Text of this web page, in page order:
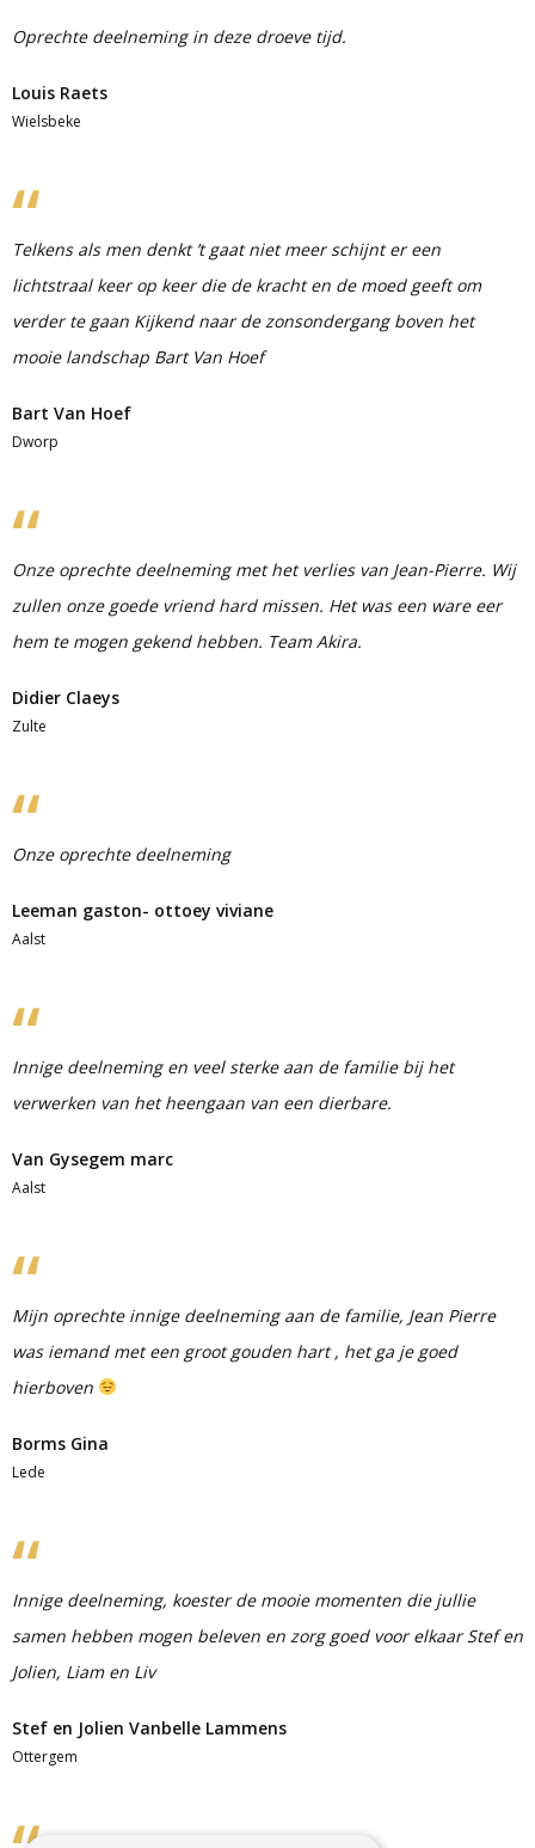
Oprechte deelneming in deze droeve tijd.
Louis Raets
Wielsbeke
Telkens als men denkt ’t gaat niet meer schijnt er een
lichtstraal keer op keer die de kracht en de moed geeft om
verder te gaan Kijkend naar de zonsondergang boven het
mooie landschap Bart Van Hoef
Bart Van Hoef
Dworp
Onze oprechte deelneming met het verlies van Jean-Pierre. Wij
zullen onze goede vriend hard missen. Het was een ware eer
hem te mogen gekend hebben. Team Akira.
Didier Claeys
Zulte
Onze oprechte deelneming
Leeman gaston- ottoey viviane
Aalst
Innige deelneming en veel sterke aan de familie bij het
verwerken van het heengaan van een dierbare.
Van Gysegem marc
Aalst
Mijn oprechte innige deelneming aan de familie, Jean Pierre
was iemand met een groot gouden hart , het ga je goed
hierboven
Borms Gina
Lede
Innige deelneming, koester de mooie momenten die jullie
samen hebben mogen beleven en zorg goed voor elkaar Stef en
Jolien, Liam en Liv
Stef en Jolien Vanbelle Lammens
Ottergem